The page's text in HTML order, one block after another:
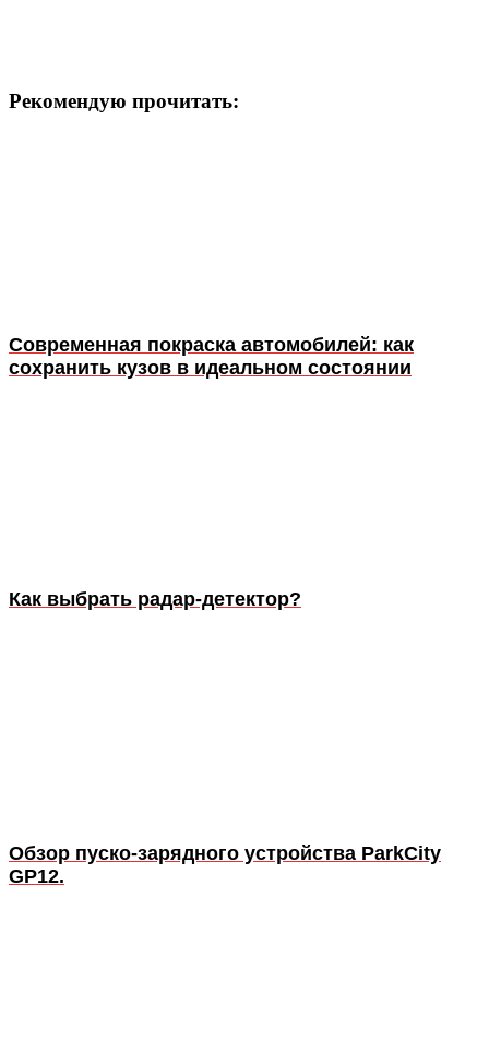
Рекомендую прочитать:
Современная покраска автомобилей: как
сохранить кузов в идеальном состоянии
Как выбрать радар-детектор?
Обзор пуско-зарядного устройства ParkCity
GP12.